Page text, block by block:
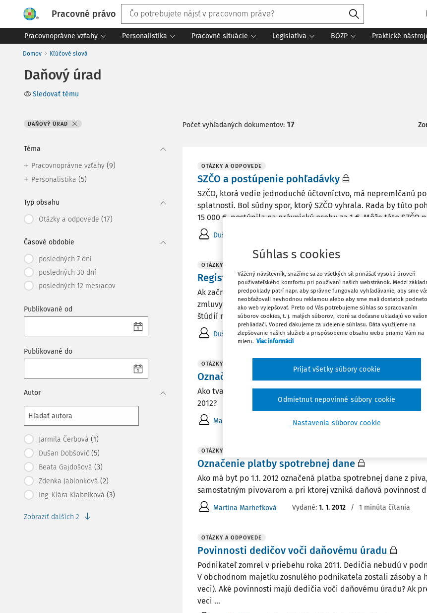
Pracovné právo
Pracovnoprávne vzťahy Personalistika Pracovné situácie Legislatíva BOZP Praktické
Domov Kľúčové slová
Daňový úrad
Sledovať tému
DAŇOVÝ ÚRAD
Téma
Pracovnoprávne vzťahy (9)
Personalistika (5)
Typ obsahu
Otázky a odpovede (17)
Časové obdobie
posledných 7 dní
posledných 30 dní
posledných 12 mesiacov
Publikované od
Publikované do
Autor
Jarmila Čerbová (1)
Dušan Dobšovič (5)
Beata Gajdošová (3)
Zdenka Jablonková (2)
Ing. Klára Klabníková (3)
Zobraziť ďalších 2
Počet vyhľadaných dokumentov: 17
OTÁZKY A ODPOVEDE
SZČO a postúpenie pohľadávky
SZČO, ktorá vedie jednoduché účtovníctvo, má nepremlčanú
splatnosti. Bol súdny spor, ktorý SZČO vyhrala. Rada by túto
15 000 €, postúpila na právnickú osobu za 1 €. Môže táto SZČO
Dušan Dobšovič
OTÁZKY A ODPOVEDE
Registrácia na daňovom úrade
Ak začne daňovník vykonávať príležitostnú činnosť popri
zmluvy o dielo podľa zákona č. 40/1964 Zb. Občiansky
štúdií na rôzne témy počas roka, na základe aj viacerých zmlúv
Dušan Dobšovič Vydané: 17. 4. 2013 / 2 minúty čítania
OTÁZKY A ODPOVEDE
Označenie platby DPH po 1. 1. 2012
Ako tvar má variabilný symbol od 1. 1. 2012 pre štvrťročnú
2012?
Martina Marhefková Vydané:1. 1. 2012 / 1 minúta čítania
OTÁZKY A ODPOVEDE
Označenie platby spotrebnej dane
Ako má byť po 1.1. 2012 označená platba spotrebnej dane z
samostatným pivovarom a pri ktorej vzniká daňová povinnosť
Martina Marhefková Vydané: 1. 1. 2012 / 1 minúta čítania
OTÁZKY A ODPOVEDE
Povinnosti dedičov voči daňovému úradu
Podnikateľ zomrel v priebehu roka 2011. Dedičia nebudú v
V obchodnom majetku zosnulého podnikateľa zostali zásoby a
veci). Aké povinnosti majú dedičia voči daňovému úradu? Ak
veci ...
Súhlas s cookies
Vážený návštevník, snažíme sa zo všetkých síl prinášať vysokú úroveň
používateľského komfortu pri používaní našich webstránok. Medzi
predpoklady patrí napr. aby správne fungovalo vyhľadávanie, aby sme
neobťažovali nevhodnou reklamou alebo aby sme mali dostatok
ako web vylepšovať. Preto od Vás potrebujeme súhlas so spracovaním
súborov cookies, t. j. malých súborov, ktoré sa dočasne ukladajú vo
prehliadači. Vopred ďakujeme za udelenie súhlasu. Dáta využijeme na
zlepšovanie našich služieb a prispôsobenie obsahu webu priamo Vám na
mieru. Viac informácií
Nastavenia súborov cookie
Odmietnut nepovinné súbory cookie
Prijať všetky súbory cookie